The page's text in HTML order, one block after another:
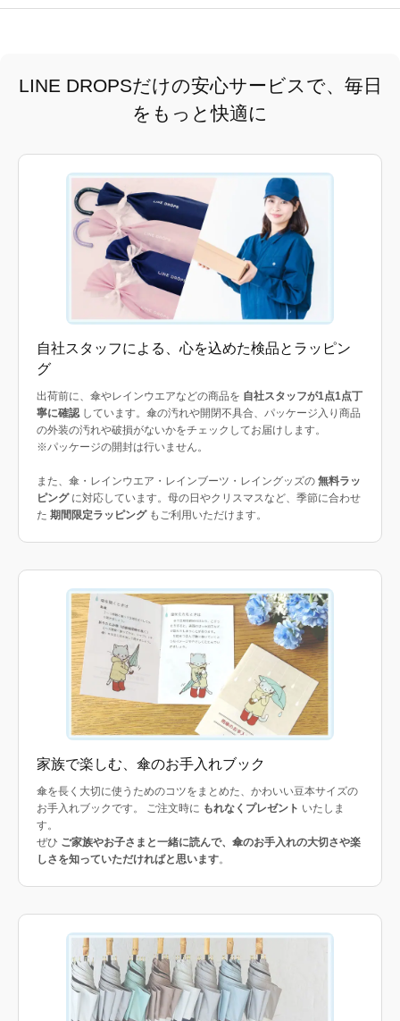
LINE DROPSだけの安心サービスで、毎日
をもっと快適に
自社スタッフによる、心を込めた検品とラッピン
グ
出荷前に、傘やレインウエアなどの商品を 自社スタッフが1点1点丁
寧に確認 しています。傘の汚れや開閉不具合、パッケージ入り商品
の外装の汚れや破損がないかをチェックしてお届けします。
※パッケージの開封は行いません。
また、傘・レインウエア・レインブーツ・レイングッズの 無料ラッ
ピングに対応しています。母の日やクリスマスなど、季節に合わせ
た 期間限定ラッピングもご利用いただけます。
家族で楽しむ、傘のお手入れブック
傘を長く大切に使うためのコツをまとめた、かわいい豆本サイズの
お手入れブックです。 ご注文時に もれなくプレゼント いたしま
す。
ぜひ ご家族やお子さまと一緒に読んで、傘のお手入れの大切さや楽
しさを知っていただければと思います。